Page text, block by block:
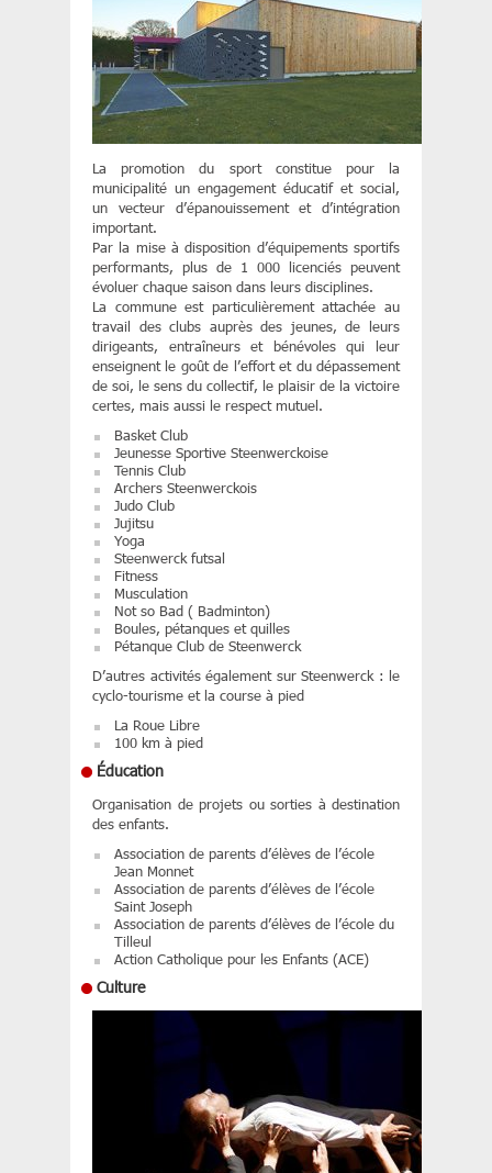
La promotion du sport constitue pour la
municipalité un engagement éducatif et social,
un vecteur d’épanouissement et d’intégration
important.
Par la mise à disposition d’équipements sportifs
performants, plus de 1 000 licenciés peuvent
évoluer chaque saison dans leurs disciplines.
La commune est particulièrement attachée au
travail des clubs auprès des jeunes, de leurs
dirigeants, entraîneurs et bénévoles qui leur
enseignent le goût de l’effort et du dépassement
de soi, le sens du collectif, le plaisir de la victoire
certes, mais aussi le respect mutuel.
Basket Club
Jeunesse Sportive Steenwerckoise
Tennis Club
Archers Steenwerckois
Judo Club
Jujitsu
Yoga
Steenwerck futsal
Fitness
Musculation
Not so Bad ( Badminton)
Boules, pétanques et quilles
Pétanque Club de Steenwerck
D’autres activités également sur Steenwerck : le
cyclo-tourisme et la course à pied
La Roue Libre
100 km à pied
Éducation
Organisation de projets ou sorties à destination
des enfants.
Association de parents d’élèves de l’école
Jean Monnet
Association de parents d’élèves de l’école
Saint Joseph
Association de parents d’élèves de l’école du
Tilleul
Action Catholique pour les Enfants (ACE)
Culture